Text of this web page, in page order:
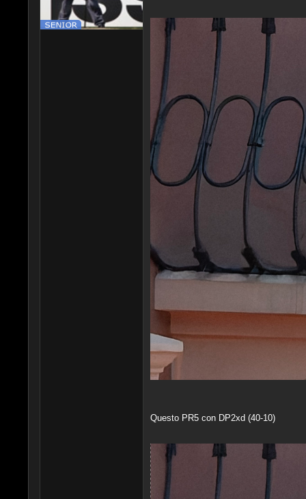
Questo PR5 con DP2xd (40-10)